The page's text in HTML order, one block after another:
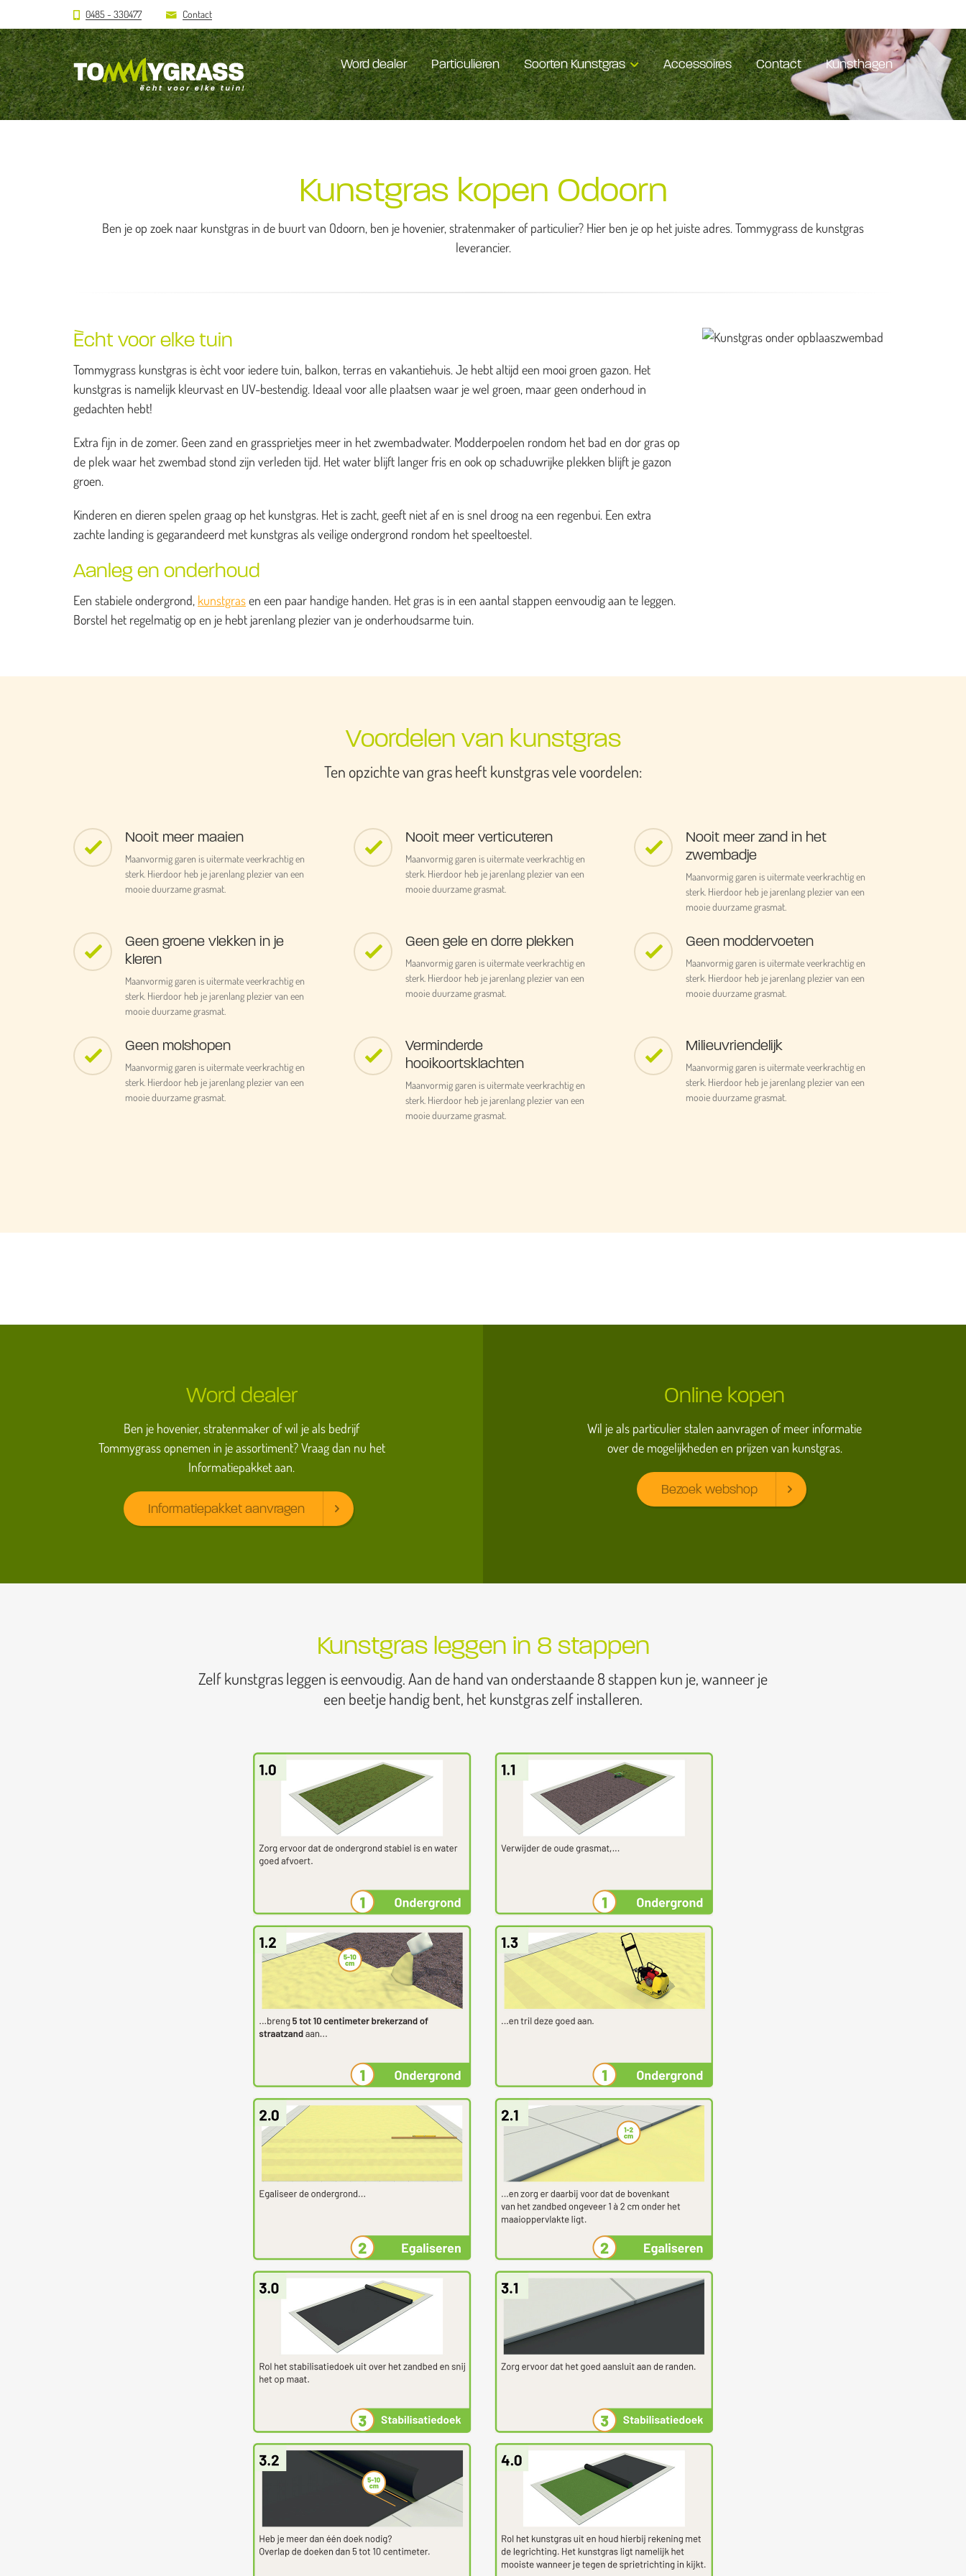
0485 - 330477 Contact
Word dealer Particulieren Soorten Kunstgras Accessoires Contact Kunsthagen
Kunstgras kopen Odoorn
Ben je op zoek naar kunstgras in de buurt van Odoorn, ben je hovenier, stratenmaker of particulier? Hier ben je op het juiste adres. Tommygrass de kunstgras
leverancier.
Ècht voor elke tuin
Tommygrass kunstgras is ècht voor iedere tuin, balkon, terras en vakantiehuis. Je hebt altijd een mooi groen gazon. Het
kunstgras is namelijk kleurvast en UV-bestendig. Ideaal voor alle plaatsen waar je wel groen, maar geen onderhoud in
gedachten hebt!
Extra fijn in de zomer. Geen zand en grassprietjes meer in het zwembadwater. Modderpoelen rondom het bad en dor gras op
de plek waar het zwembad stond zijn verleden tijd. Het water blijft langer fris en ook op schaduwrijke plekken blijft je gazon
groen.
Kinderen en dieren spelen graag op het kunstgras. Het is zacht, geeft niet af en is snel droog na een regenbui. Een extra
zachte landing is gegarandeerd met kunstgras als veilige ondergrond rondom het speeltoestel.
Aanleg en onderhoud
Een stabiele ondergrond, kunstgrasen een paar handige handen. Het gras is in een aantal stappen eenvoudig aan te leggen.
Borstel het regelmatig op en je hebt jarenlang plezier van je onderhoudsarme tuin.
Voordelen van kunstgras
Ten opzichte van gras heeft kunstgras vele voordelen:
Nooit meer maaien
Maanvormig garen is uitermate veerkrachtig en
sterk. Hierdoor heb je jarenlang plezier van een
mooie duurzame grasmat.
Nooit meer verticuteren
Maanvormig garen is uitermate veerkrachtig en
sterk. Hierdoor heb je jarenlang plezier van een
mooie duurzame grasmat.
Nooit meer zand in het
zwembadje
Maanvormig garen is uitermate veerkrachtig en
sterk. Hierdoor heb je jarenlang plezier van een
mooie duurzame grasmat.
Geen groene vlekken in je
kleren
Maanvormig garen is uitermate veerkrachtig en
sterk. Hierdoor heb je jarenlang plezier van een
mooie duurzame grasmat.
Geen gele en dorre plekken
Maanvormig garen is uitermate veerkrachtig en
sterk. Hierdoor heb je jarenlang plezier van een
mooie duurzame grasmat.
Geen moddervoeten
Maanvormig garen is uitermate veerkrachtig en
sterk. Hierdoor heb je jarenlang plezier van een
mooie duurzame grasmat.
Geen molshopen
Maanvormig garen is uitermate veerkrachtig en
sterk. Hierdoor heb je jarenlang plezier van een
mooie duurzame grasmat.
Verminderde
hooikoortsklachten
Maanvormig garen is uitermate veerkrachtig en
sterk. Hierdoor heb je jarenlang plezier van een
mooie duurzame grasmat.
Milieuvriendelijk
Maanvormig garen is uitermate veerkrachtig en
sterk. Hierdoor heb je jarenlang plezier van een
mooie duurzame grasmat.
Word dealer
Ben je hovenier, stratenmaker of wil je als bedrijf
Tommygrass opnemen in je assortiment? Vraag dan nu het
Informatiepakket aan.
Informatiepakket aanvragen
Online kopen
Wil je als particulier stalen aanvragen of meer informatie
over de mogelijkheden en prijzen van kunstgras.
Bezoek webshop
Kunstgras leggen in 8 stappen
Zelf kunstgras leggen is eenvoudig. Aan de hand van onderstaande 8 stappen kun je, wanneer je
een beetje handig bent, het kunstgras zelf installeren.